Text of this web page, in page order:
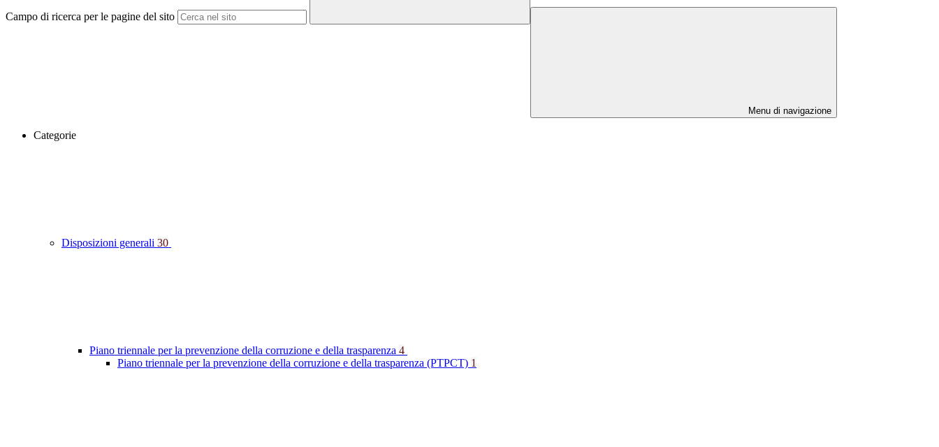
Campo di ricerca per le pagine del sito
Menu di navigazione
Categorie
Disposizioni generali 30
Piano triennale per la prevenzione della corruzione e della trasparenza 4
Piano triennale per la prevenzione della corruzione e della trasparenza (PTPCT) 1